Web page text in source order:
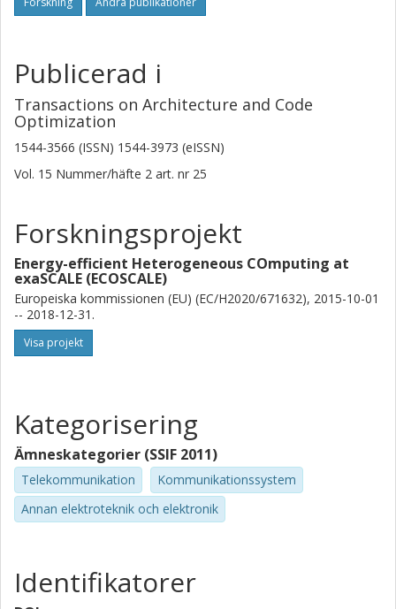
Publicerad i
Transactions on Architecture and Code
Optimization
1544-3566 (ISSN) 1544-3973 (eISSN)
Vol. 15 Nummer/häfte 2 art. nr 25
Forskningsprojekt
Energy-efficient Heterogeneous COmputing at
exaSCALE (ECOSCALE)
Europeiska kommissionen (EU) (EC/H2020/671632), 2015-10-01
-- 2018-12-31.
Visa projekt
Kategorisering
Ämneskategorier (SSIF 2011)
Telekommunikation
Kommunikationssystem
Annan elektroteknik och elektronik
Identifikatorer